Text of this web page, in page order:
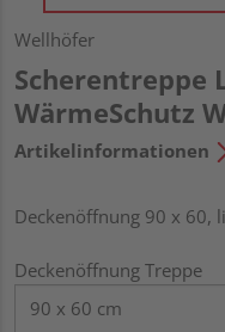
Wellhöfer
Scherentreppe
WärmeSchutz
Artikelinformationen
Deckenöffnung 90 x 60,
Deckenöffnung Treppe